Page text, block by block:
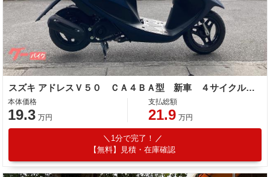
スズキ アドレスＶ５０ ＣＡ４ＢＡ型 新車 ４サイクル インジェクション
本体価格
19.3 万円
支払総額
21.9 万円
1分で完了！
【無料】見積・在庫確認